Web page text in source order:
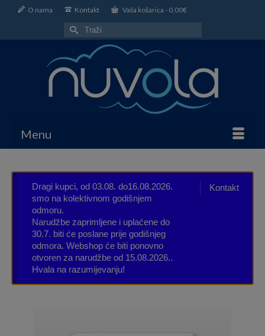
O nama Kontakt Vaša košarica - 0,00€
Search
for:
Menu
Kontakt
Dragi kupci, od 03.08. do16.08.2026.
smo na kolektivnom godišnjem
odmoru.
Narudžbe zaprimljene i uplaćene do
30.7. biti će poslane prije godišnjeg
odmora. Webshop će biti ponovno
otvoren za narudžbe od 15.08.2026..
Hvala na razumijevanju!